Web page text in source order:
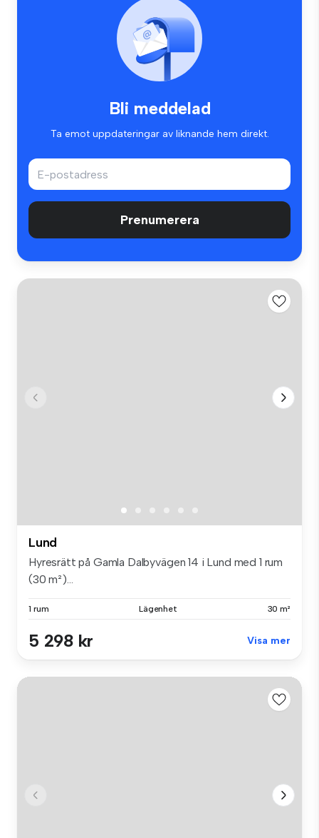
Bli meddelad
Ta emot uppdateringar av liknande hem direkt.
Prenumerera
Lund
Hyresrätt på Gamla Dalbyvägen 14 i Lund med 1 rum
(30 m²)...
1 rum Lägenhet 30 m²
5 298 kr Visa mer